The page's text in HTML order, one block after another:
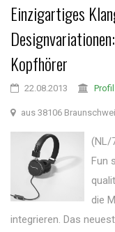
Einzigartiges
Kopfhörer
22.08.2013
aus 38106
(NL/
Fun
die
integrieren. Das